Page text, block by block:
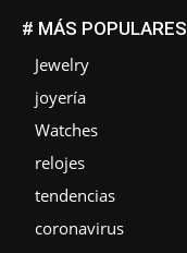
# MÁS POPULARES
Jewelry
joyería
Watches
relojes
tendencias
coronavirus